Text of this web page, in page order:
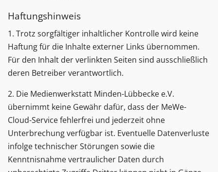
Haftungshinweis
1. Trotz sorgfältiger inhaltlicher Kontrolle wird keine
Haftung für die Inhalte externer Links übernommen.
Für den Inhalt der verlinkten Seiten sind ausschließlich
deren Betreiber verantwortlich.
2. Die Medienwerkstatt Minden-Lübbecke e.V.
übernimmt keine Gewähr dafür, dass der MeWe-
Cloud-Service fehlerfrei und jederzeit ohne
Unterbrechung verfügbar ist. Eventuelle Datenverluste
infolge technischer Störungen sowie die
Kenntnisnahme vertraulicher Daten durch